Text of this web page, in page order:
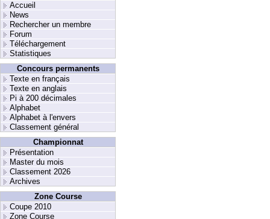
Accueil
News
Rechercher un membre
Forum
Téléchargement
Statistiques
Concours permanents
Texte en français
Texte en anglais
Pi à 200 décimales
Alphabet
Alphabet à l'envers
Classement général
Championnat
Présentation
Master du mois
Classement 2026
Archives
Zone Course
Coupe 2010
Zone Course